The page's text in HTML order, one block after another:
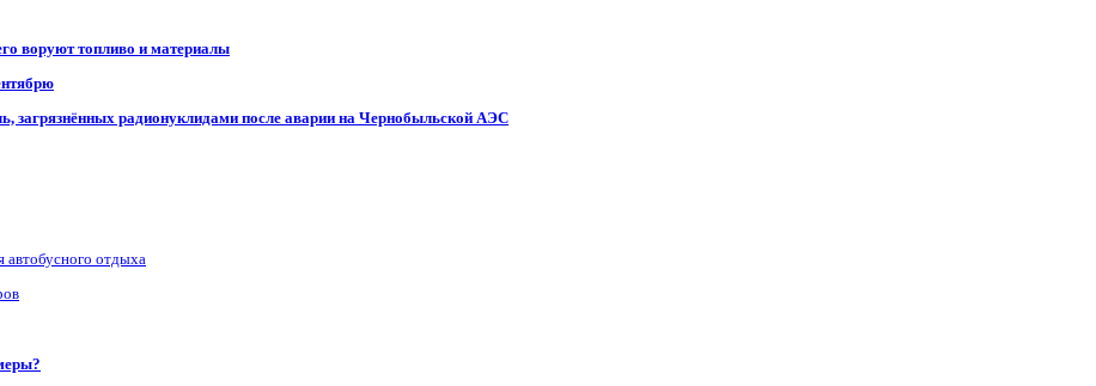
воруют топливо и материалы
загрязнённых радионуклидами после аварии на Чернобыльской АЭС
отдыха